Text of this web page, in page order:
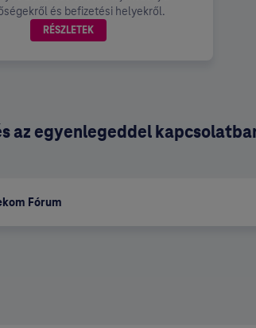
és befizetési helyekről.
RÉSZLETEK
az egyenlegeddel
Fórum